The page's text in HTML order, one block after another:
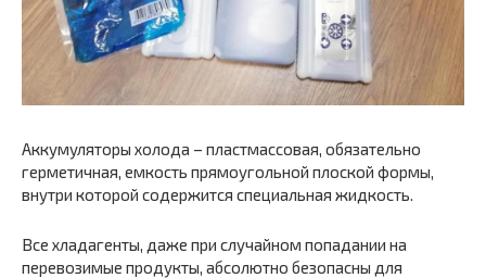
Аккумуляторы холода – пластмассовая, обязательно
герметичная, емкость прямоугольной плоской формы,
внутри которой содержится специальная жидкость.
Все хладагенты, даже при случайном попадании на
перевозимые продукты, абсолютно безопасны для